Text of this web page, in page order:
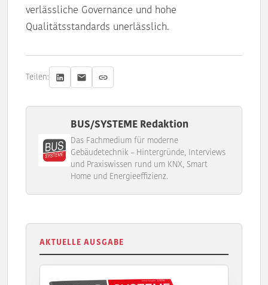
verlässliche Governance und hohe
Qualitätsstandards unerlässlich.
Teilen:
BUS/SYSTEME Redaktion
Das Fachmedium für moderne
Gebäudetechnik – Hintergründe, Interviews
und Praxiswissen rund um KNX, Smart
Home und Energieeffizienz.
AKTUELLE AUSGABE